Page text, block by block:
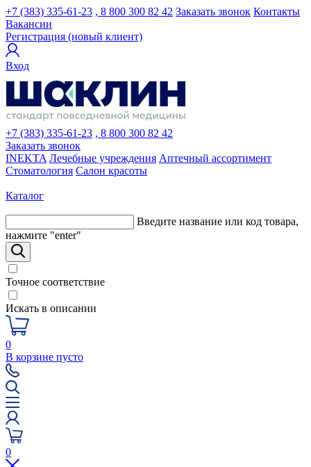
+7 (383) 335-61-23 , 8 800 300 82 42 Заказать звонок Контакты
Вакансии
Регистрация (новый клиент)
Вход
+7 (383) 335-61-23 , 8 800 300 82 42
Заказать звонок
INEKTA Лечебные учреждения Аптечный ассортимент
Стоматология Салон красоты
Каталог
Введите название или код товара,
нажмите "enter"
Точное соответствие
Искать в описании
0
В корзине пусто
0